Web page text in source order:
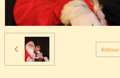
Retour